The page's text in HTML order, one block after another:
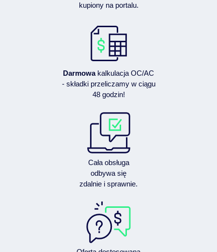
kupiony na portalu.
Darmowakalkulacja OC/AC
- składki przeliczamy w ciągu
48 godzin!
Cała obsługa
odbywa się
zdalnie i sprawnie.